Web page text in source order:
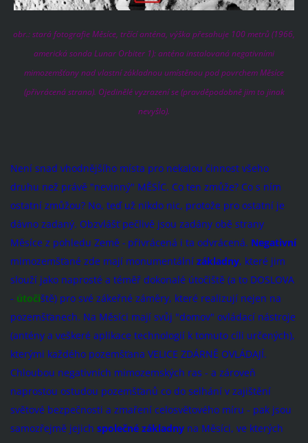
obr.: stará fotografie Měsíce, trčící anténa, výška přesahuje 100 metrů (1966,
americká sonda Lunar Orbiter 1): anténa instalovaná negativními
mimozemšťany nad vlastní základnou umístěnou pod povrchem Měsíce
(přivrácená strana). Ojedinělé vyzrazení se (pravděpodobně jim to jinak
nevyšlo).
Není snad vhodnějšího místa pro nekalou činnost všeho
druhu než právě "nevinný" MĚSÍC. Co ten zmůže? Co s ním
ostatní zmůžou? No, teď už nikdo nic, protože pro ostatní je
dávno zadaný. Obzvlášť pečlivě jsou zadány obě strany
Měsíce z pohledu Země - přivrácená i ta odvrácená. Negativní
mimozemšťané zde mají monumentální základny, které jim
slouží jako naprosté a téměř dokonalé útočiště (a to DOSLOVA
- útočiště) pro své zákeřné záměry, které realizují nejen na
pozemšťanech. Na Měsíci mají svůj "domov" ovládací nástroje
(antény a veškeré aplikace technologií k tomuto cíli určených),
kterými každého pozemšťana VELICE ZDÁRNĚ OVLÁDAJÍ.
Chloubou negativních mimozemských ras - a zároveň
naprostou ostudou pozemšťanů co do selhání v zajištění
světové bezpečnosti a zmaření celosvětového míru - pak jsou
samozřejmě jejich společné základnyna Měsíci, ve kterých